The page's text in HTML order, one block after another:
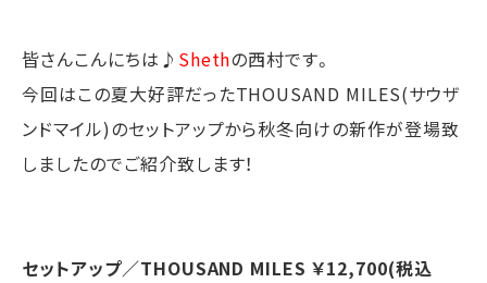
皆さんこんにちは♪ Shethの西村です。
今回はこの夏大好評だったTHOUSAND MILES(サウザ
ンドマイル)のセットアップから秋冬向けの新作が登場致
しましたのでご紹介致します！
セットアップ／THOUSAND MILES ￥12,700(税込